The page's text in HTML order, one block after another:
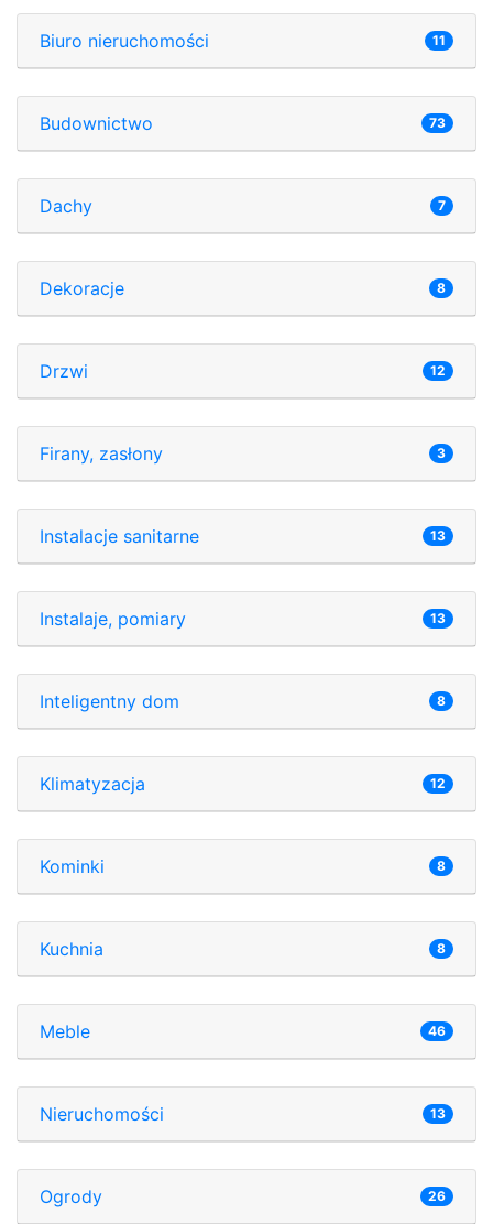
Biuro nieruchomości 11
Budownictwo 73
Dachy 7
Dekoracje 8
Drzwi 12
Firany, zasłony 3
Instalacje sanitarne 13
Instalaje, pomiary 13
Inteligentny dom 8
Klimatyzacja 12
Kominki 8
Kuchnia 8
Meble 46
Nieruchomości 13
Ogrody 26